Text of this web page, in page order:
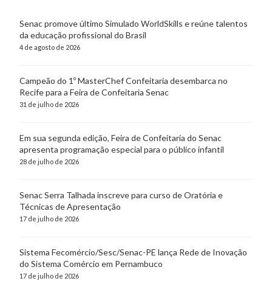
Senac promove último Simulado WorldSkills e reúne talentos
da educação profissional do Brasil
4 de agosto de 2026
Campeão do 1º MasterChef Confeitaria desembarca no
Recife para a Feira de Confeitaria Senac
31 de julho de 2026
Em sua segunda edição, Feira de Confeitaria do Senac
apresenta programação especial para o público infantil
28 de julho de 2026
Senac Serra Talhada inscreve para curso de Oratória e
Técnicas de Apresentação
17 de julho de 2026
Sistema Fecomércio/Sesc/Senac-PE lança Rede de Inovação
do Sistema Comércio em Pernambuco
17 de julho de 2026